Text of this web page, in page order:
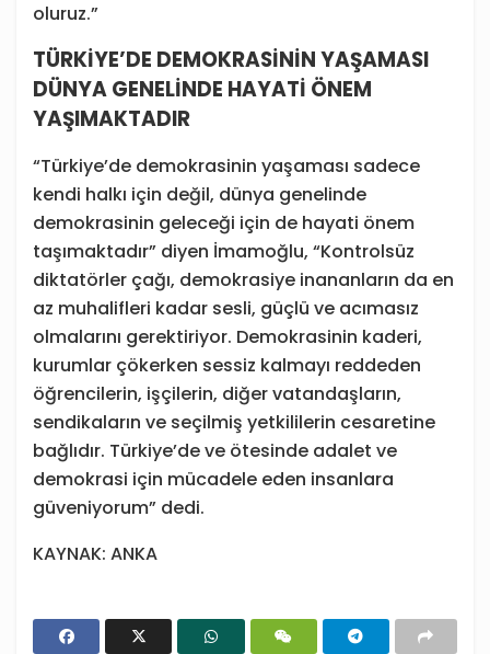
oluruz.”
TÜRKİYE’DE DEMOKRASİNİN YAŞAMASI
DÜNYA GENELİNDE HAYATİ ÖNEM
YAŞIMAKTADIR
“Türkiye’de demokrasinin yaşaması sadece
kendi halkı için değil, dünya genelinde
demokrasinin geleceği için de hayati önem
taşımaktadır” diyen İmamoğlu, “Kontrolsüz
diktatörler çağı, demokrasiye inananların da en
az muhalifleri kadar sesli, güçlü ve acımasız
olmalarını gerektiriyor. Demokrasinin kaderi,
kurumlar çökerken sessiz kalmayı reddeden
öğrencilerin, işçilerin, diğer vatandaşların,
sendikaların ve seçilmiş yetkililerin cesaretine
bağlıdır. Türkiye’de ve ötesinde adalet ve
demokrasi için mücadele eden insanlara
güveniyorum” dedi.
KAYNAK: ANKA